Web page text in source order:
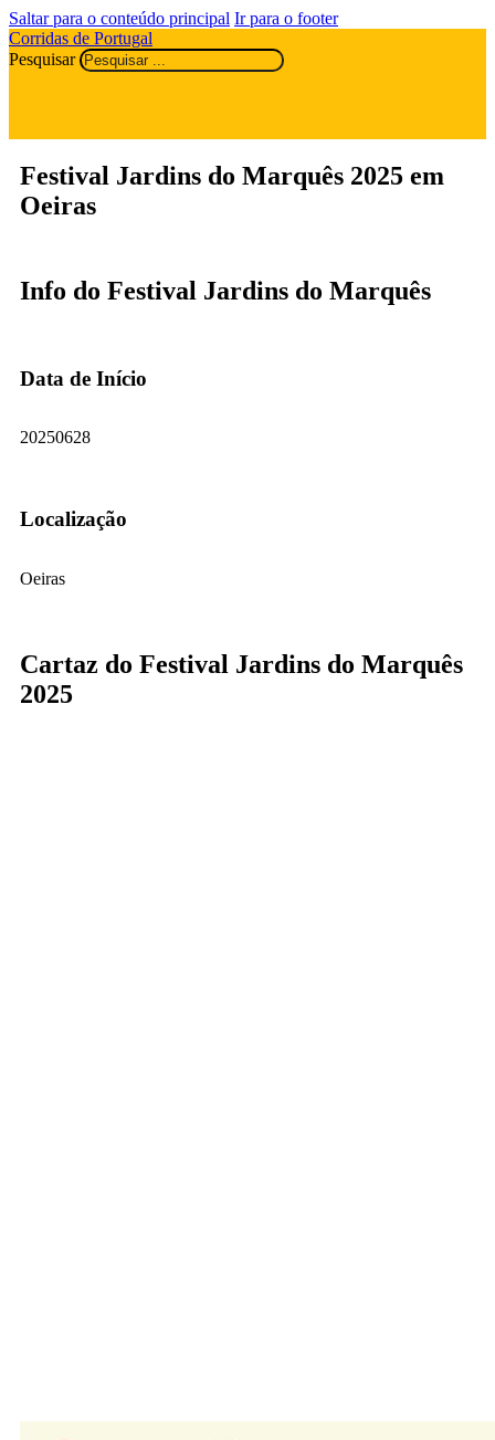
Saltar para o conteúdo principal Ir para o footer
Corridas de Portugal
Pesquisar
Festival Jardins do Marquês 2025 em
Oeiras
Info do Festival Jardins do Marquês
Data de Início
20250628
Localização
Oeiras
Cartaz do Festival Jardins do Marquês
2025